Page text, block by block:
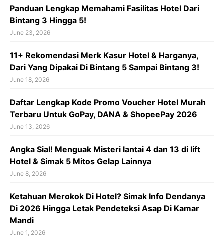
Panduan Lengkap Memahami Fasilitas Hotel Dari
Bintang 3 Hingga 5!
June 23, 2026
11+ Rekomendasi Merk Kasur Hotel & Harganya,
Dari Yang Dipakai Di Bintang 5 Sampai Bintang 3!
June 18, 2026
Daftar Lengkap Kode Promo Voucher Hotel Murah
Terbaru Untuk GoPay, DANA & ShopeePay 2026
June 13, 2026
Angka Sial! Menguak Misteri lantai 4 dan 13 di lift
Hotel & Simak 5 Mitos Gelap Lainnya
June 8, 2026
Ketahuan Merokok Di Hotel? Simak Info Dendanya
Di 2026 Hingga Letak Pendeteksi Asap Di Kamar
Mandi
June 1, 2026